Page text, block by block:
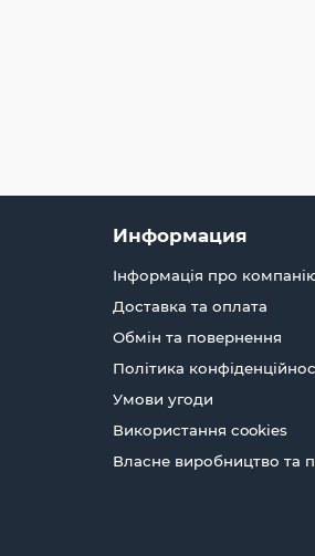
Информация
Інформація про
Доставка та оплата
Обмін та повернення
Політика
Умови угоди
Використання cookies
Власне виробництво та